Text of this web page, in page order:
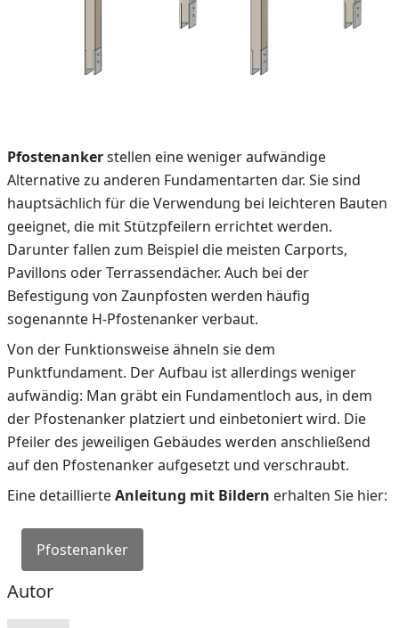
Pfostenankerstellen eine weniger aufwändige
Alternative zu anderen Fundamentarten dar. Sie sind
hauptsächlich für die Verwendung bei leichteren Bauten
geeignet, die mit Stützpfeilern errichtet werden.
Darunter fallen zum Beispiel die meisten Carports,
Pavillons oder Terrassendächer. Auch bei der
Befestigung von Zaunpfosten werden häufig
sogenannte H-Pfostenanker verbaut.
Von der Funktionsweise ähneln sie dem
Punktfundament. Der Aufbau ist allerdings weniger
aufwändig: Man gräbt ein Fundamentloch aus, in dem
der Pfostenanker platziert und einbetoniert wird. Die
Pfeiler des jeweiligen Gebäudes werden anschließend
auf den Pfostenanker aufgesetzt und verschraubt.
Eine detaillierteAnleitung mit Bildern erhalten Sie hier:
Pfostenanker
Autor